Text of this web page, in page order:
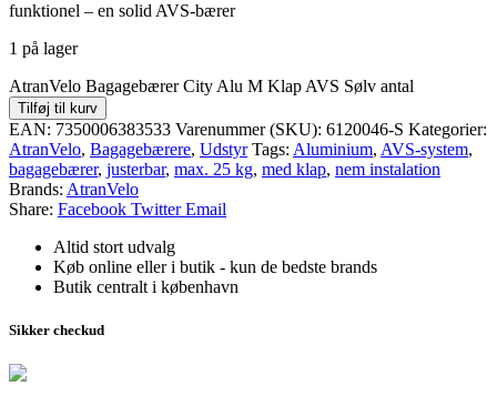
funktionel – en solid AVS-bærer
1 på lager
AtranVelo Bagagebærer City Alu M Klap AVS Sølv antal
Tilføj til kurv
EAN: 7350006383533 Varenummer (SKU): 6120046-S Kategorier:
AtranVelo, Bagagebærere, Udstyr Tags: Aluminium, AVS-system,
bagagebærer, justerbar, max. 25 kg, med klap, nem instalation
Brands: AtranVelo
Share: Facebook Twitter Email
Altid stort udvalg
Køb online eller i butik - kun de bedste brands
Butik centralt i københavn
Sikker checkud